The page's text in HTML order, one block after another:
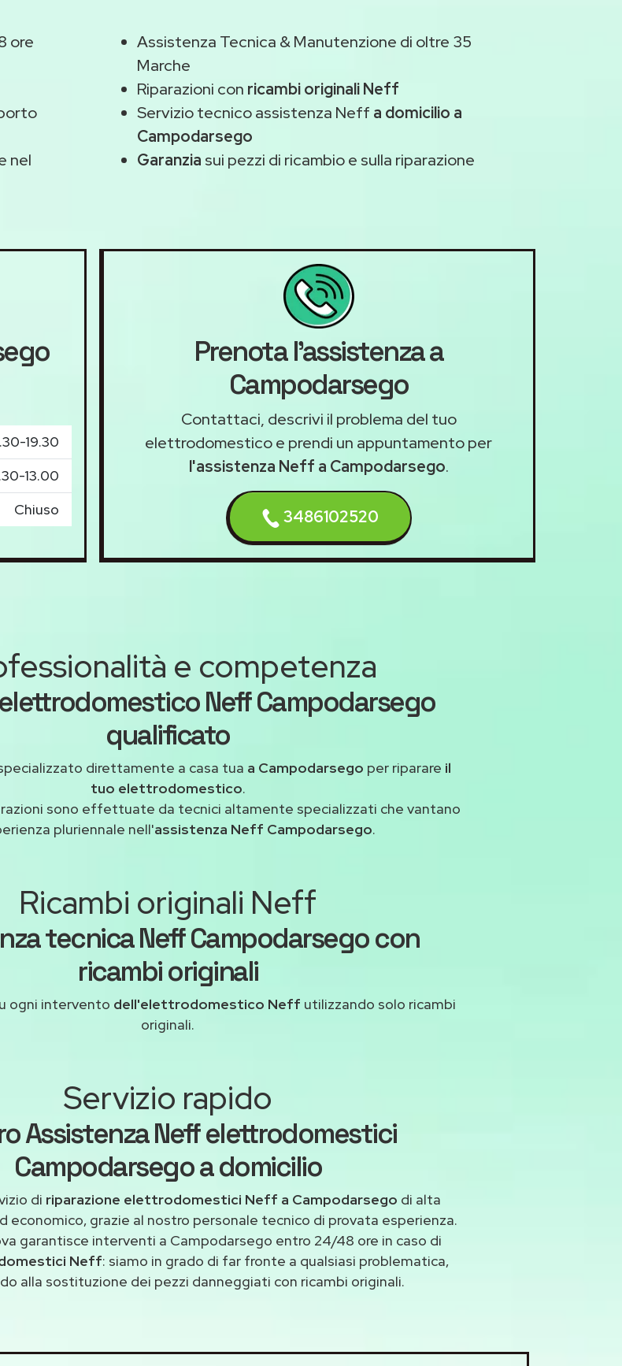
ore
nel
Assistenza Tecnica & Manutenzione di oltre 35
Marche
Riparazioni con ricambi originali Neff
Servizio tecnico assistenza Neff a domicilio a
Campodarsego
Garanzia sui pezzi di ricambio e sulla riparazione
19.30
13.00
Chiuso
Prenota l'assistenza a
Campodarsego
Contattaci, descrivi il problema del tuo
elettrodomestico e prendi un appuntamento per
l'assistenza Neff a Campodarsego.
3486102520
e competenza
Neff Campodarsego
qualificato
direttamente a casa tua a Campodarsego per riparare il
tuo elettrodomestico.
sono effettuate da tecnici altamente specializzati che vantano
pluriennale nell'assistenza Neff Campodarsego.
Ricambi originali Neff
tecnica Neff Campodarsego con
ricambi originali
ogni intervento dell'elettrodomestico Neff utilizzando solo ricambi
originali.
Servizio rapido
Assistenza Neff elettrodomestici
Campodarsego a domicilio
di riparazione elettrodomestici Neff a Campodarsego di alta
economico, grazie al nostro personale tecnico di provata esperienza.
garantisce interventi a Campodarsego entro 24/48 ore in caso di
Neff: siamo in grado di far fronte a qualsiasi problematica,
alla sostituzione dei pezzi danneggiati con ricambi originali.